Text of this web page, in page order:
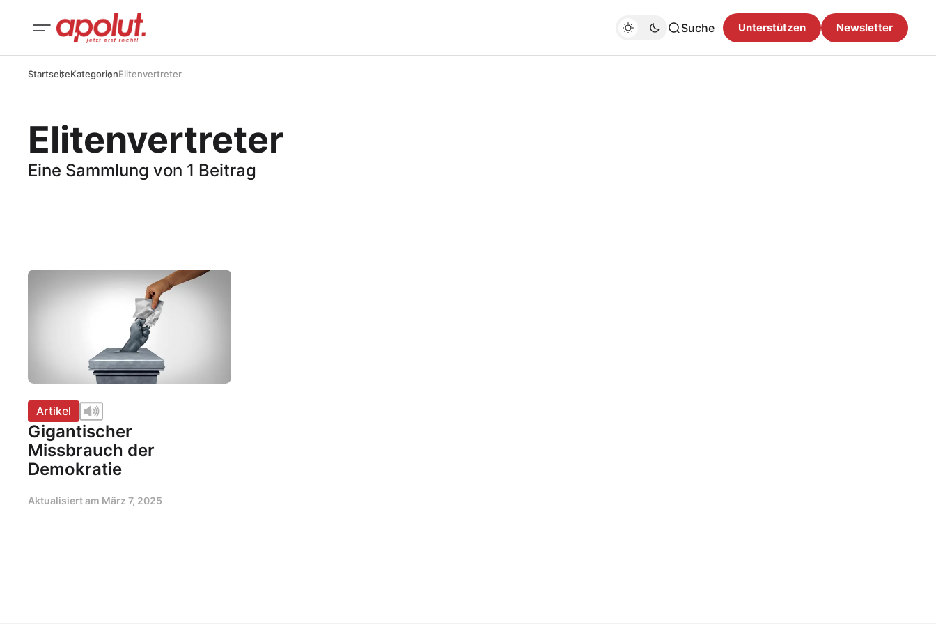
Suche Unterstützen Newsletter
StartseiteKategorienElitenvertreter
Elitenvertreter
Eine Sammlung von 1 Beitrag
Artikel
Gigantischer
Missbrauch der
Demokratie
Aktualisiert am März 7, 2025